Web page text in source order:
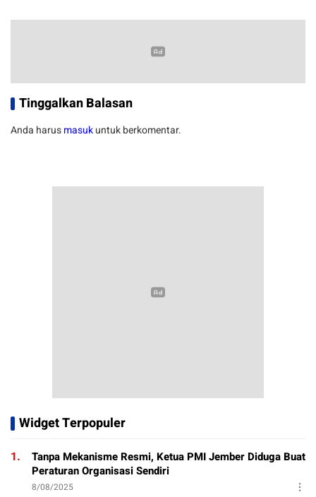
Tinggalkan Balasan
Anda harusmasukuntuk berkomentar.
Widget Terpopuler
1.
Tanpa Mekanisme Resmi, Ketua PMI Jember Diduga Buat
Peraturan Organisasi Sendiri
8/08/2025